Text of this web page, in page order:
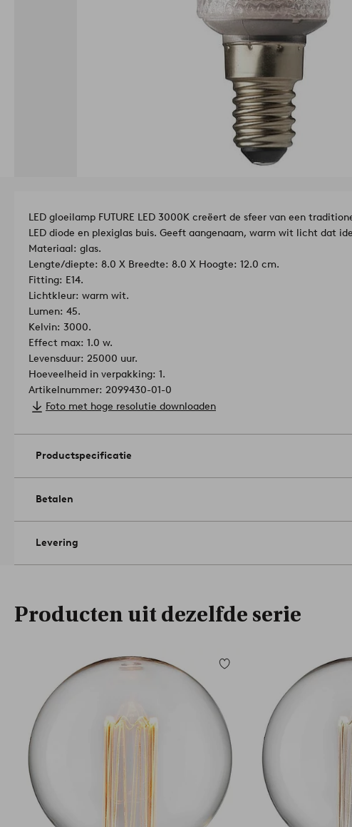
LED gloeilamp FUTURE LED 3000K creëert de sfeer van een
LED diode en plexiglas buis. Geeft aangenaam, warm wit licht dat
Materiaal: glas.
Lengte/diepte: 8.0 X Breedte: 8.0 X Hoogte: 12.0 cm.
Fitting: E14.
Lichtkleur: warm wit.
Lumen: 45.
Kelvin: 3000.
Effect max: 1.0 w.
Levensduur: 25000 uur.
Hoeveelheid in verpakking: 1.
Artikelnummer: 2099430-01-0
Foto met hoge resolutie downloaden
Productspecificatie
Betalen
Levering
Producten uit dezelfde serie
Toevoegen